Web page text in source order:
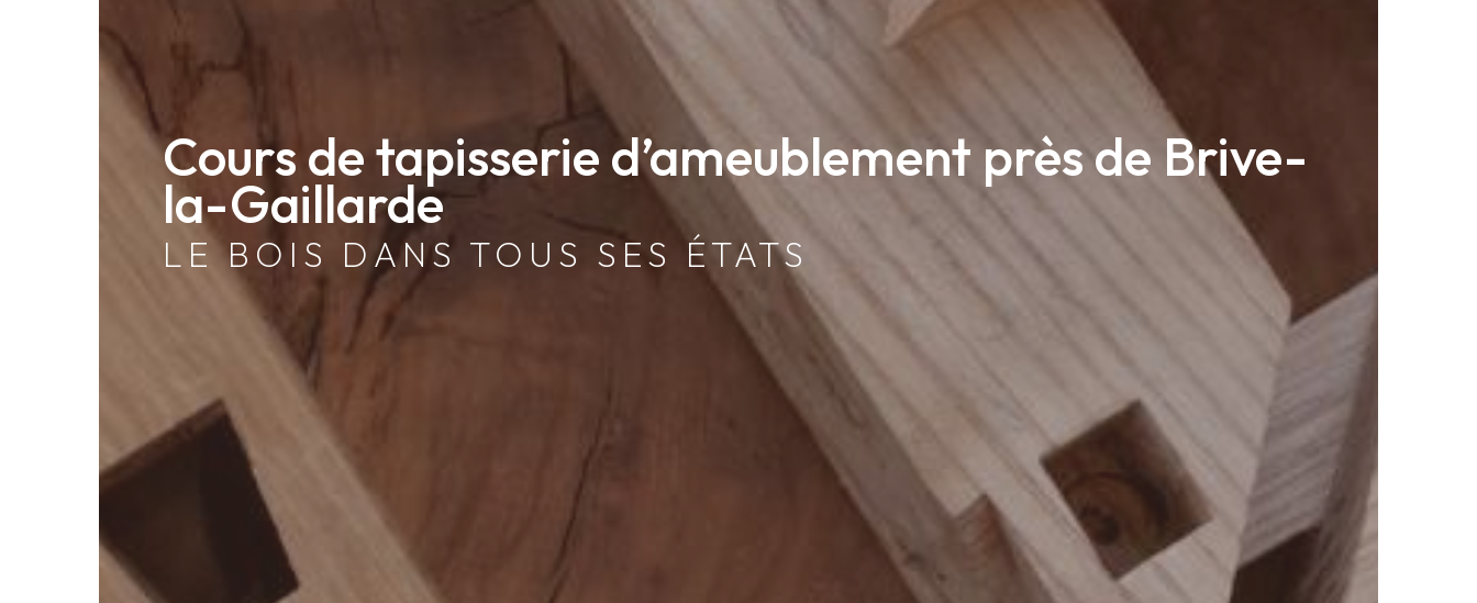
Cours de tapisserie d’ameublement près de Brive-
la-Gaillarde
LE BOIS DANS TOUS SES ÉTATS